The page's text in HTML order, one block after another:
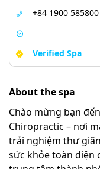
+84 1900 585800
Verified Spa
About the spa
Chào mừng bạn
Chiropractic – nơi
trải nghiệm thư
sức khỏe toàn diện